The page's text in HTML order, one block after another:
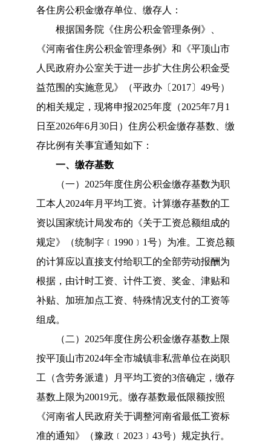
各住房公积金缴存单位、缴存人 ：
根据国务院《住房公积金管理条例》、
《河南省住房公积金管理条例》 和《平顶山市
人民政府办公室关于进一步扩大住房公积金受
益范围的实施意见》（平政办 〔 2017 〕 49号）
的相关规定， 现将申报2025年度（2025年7月1
日至2026年6月30日）住房公积金缴存基数、缴
存比例有关事宜通知如下：
一、缴存基数
（一） 2025年度住房公积金缴存基数为职
工本人2024年月平均工资。 计算缴存基数的工
资以 国家统计局发布的《关于工资总额组成的
规定》（统制字 ﹝ 1990 ﹞ 1号） 为准。 工资总额
的计算应以直接支付给职工的全部劳动报酬为
根据，由计时工资、计件工资、奖金、津贴和
补贴、加班加点工资、特殊情况支付的工资等
组成。
（二） 2025年度住房公积金缴存基数上限
按平顶山市2024年全市城镇非私营单位在岗职
工（含劳务派遣）月平均工资的3倍确定，缴存
基数上限为20019元。缴存基数最低限额按照
《河南省人民政府关于调整河南省最低工资标
准的通知》（豫政﹝ 2023 ﹞ 43号）规定执行。